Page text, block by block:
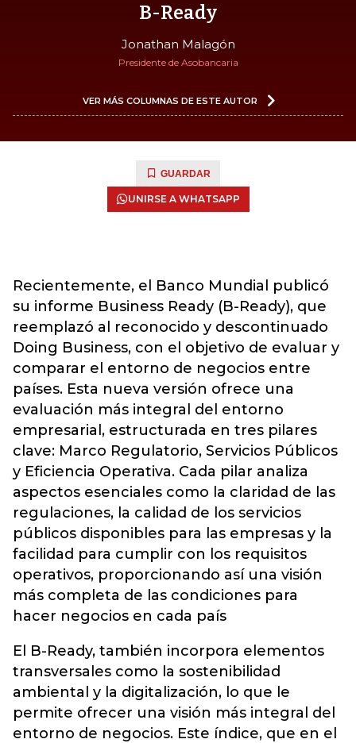
B-Ready
Jonathan Malagón
Presidente de Asobancaria
VER MÁS COLUMNAS DE ESTE AUTOR
GUARDAR
UNIRSE A WHATSAPP
Recientemente, el Banco Mundial publicó
su informe Business Ready (B-Ready), que
reemplazó al reconocido y descontinuado
Doing Business, con el objetivo de evaluar y
comparar el entorno de negocios entre
países. Esta nueva versión ofrece una
evaluación más integral del entorno
empresarial, estructurada en tres pilares
clave: Marco Regulatorio, Servicios Públicos
y Eficiencia Operativa. Cada pilar analiza
aspectos esenciales como la claridad de las
regulaciones, la calidad de los servicios
públicos disponibles para las empresas y la
facilidad para cumplir con los requisitos
operativos, proporcionando así una visión
más completa de las condiciones para
hacer negocios en cada país
El B-Ready, también incorpora elementos
transversales como la sostenibilidad
ambiental y la digitalización, lo que le
permite ofrecer una visión más integral del
entorno de negocios. Este índice, que en el